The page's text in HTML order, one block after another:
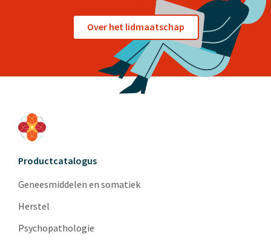
Over het lidmaatschap
Productcatalogus
Geneesmiddelen en somatiek
Herstel
Psychopathologie